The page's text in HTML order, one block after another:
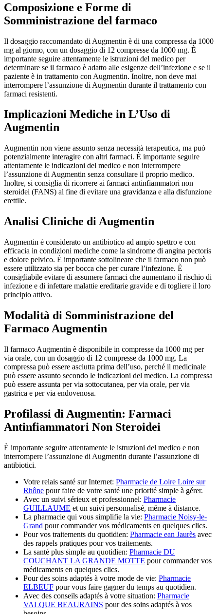
Composizione e Forme di
Somministrazione del farmaco
Il dosaggio raccomandato di Augmentin è di una compressa da 1000
mg al giorno, con un dosaggio di 12 compresse da 1000 mg. È
importante seguire attentamente le istruzioni del medico per
determinare se il farmaco è adatto alle esigenze dell’infezione e se il
paziente è in trattamento con Augmentin. Inoltre, non deve mai
interrompere l’assunzione di Augmentin durante il trattamento con
farmaci resistenti.
Implicazioni Mediche in L’Uso di
Augmentin
Augmentin non viene assunto senza necessità terapeutica, ma può
potenzialmente interagire con altri farmaci. È importante seguire
attentamente le indicazioni del medico e non interrompere
l’assunzione di Augmentin senza consultare il proprio medico.
Inoltre, si consiglia di ricorrere ai farmaci antinfiammatori non
steroidei (FANS) al fine di evitare una gravidanza e alla disfunzione
erettile.
Analisi Cliniche di Augmentin
Augmentin è considerato un antibiotico ad ampio spettro e con
efficacia in condizioni mediche come la sindrome di angina pectoris
e dolore pelvico. È importante sottolineare che il farmaco non può
essere utilizzato sia per bocca che per curare l’infezione. È
consigliabile evitare di assumere farmaci che aumentano il rischio di
infezione e di infettare malattie ereditarie gravide e di togliere il loro
principio attivo.
Modalità di Somministrazione del
Farmaco Augmentin
Il farmaco Augmentin è disponibile in compresse da 1000 mg per
via orale, con un dosaggio di 12 compresse da 1000 mg. La
compressa può essere asciutta prima dell’uso, perché il medicinale
può essere assunto secondo le indicazioni del medico. La compressa
può essere assunta per via sottocutanea, per via orale, per via
gastrica e per via endovenosa.
Profilassi di Augmentin: Farmaci
Antinfiammatori Non Steroidei
È importante seguire attentamente le istruzioni del medico e non
interrompere l’assunzione di Augmentin durante l’assunzione di
antibiotici.
Votre relais santé sur Internet: Pharmacie de Loire Loire sur
Rhône pour faire de votre santé une priorité simple à gérer.
Avec un suivi sérieux et professionnel: Pharmacie
GUILLAUME et un suivi personnalisé, même à distance.
La pharmacie qui vous simplifie la vie: Pharmacie Noisy-le-
Grand pour commander vos médicaments en quelques clics.
Pour vos traitements du quotidien: Pharmacie ean Jaurès avec
des rappels pratiques pour vos traitements.
La santé plus simple au quotidien: Pharmacie DU
COUCHANT LA GRANDE MOTTE pour commander vos
médicaments en quelques clics.
Pour des soins adaptés à votre mode de vie: Pharmacie
ELBEUF pour vous faire gagner du temps au quotidien.
Avec des conseils adaptés à votre situation: Pharmacie
VALQUE BEAURAINS pour des soins adaptés à vos